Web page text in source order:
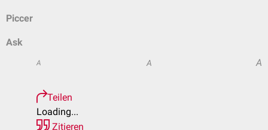
Piccer
Ask
A A A
Teilen
Loading...
Zitieren